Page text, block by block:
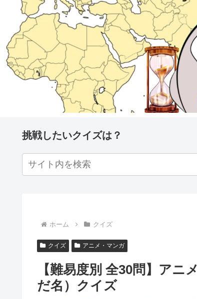
挑戦したいクイズは？
ホーム クイズ
クイズ アニメ・マンガ
【難易度別 全30問】ア
だ名）クイズ